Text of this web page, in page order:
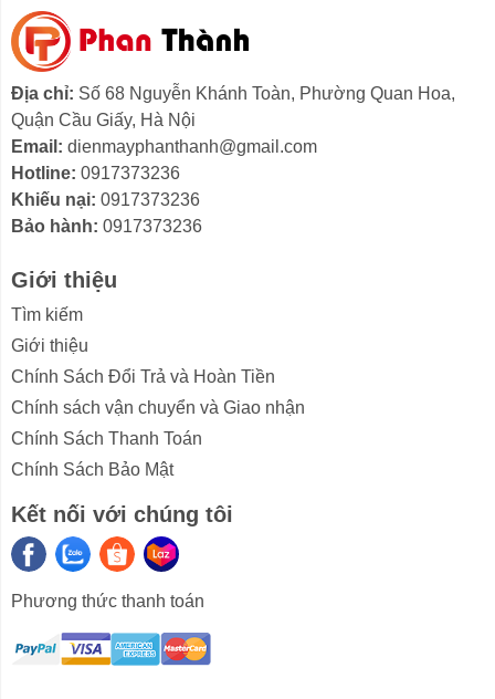
*Hình ảnh chỉ mang tính chất minh họa
Ngăn lạnh
- Dung tích399 lít, không gian rộng rãi cho nhu cầu lưu
trữ rau củ, đồ uống và thực phẩm tươi sống.
Ngăn đá
- Ngăn đá dung tích176 lít
giúp bảo quản thực phẩm đông lạnh ngăn nắp.
- Chế độlàm đông nhanh
mới nhanh chóng, giữ trọn dinh dưỡng và độ tươi.
*Hình ảnh chỉ mang tính chất minh họa
Công nghệ tiết kiệm điện
Địa chỉ: Số 68 Nguyễn Khánh Toàn, Phường Quan Hoa,
Quận Cầu Giấy, Hà Nội
Email: dienmayphanthanh@gmail.com
Hotline: 0917373236
Khiếu nại: 0917373236
Bảo hành: 0917373236
Giới thiệu
Tìm kiếm
Giới thiệu
Chính Sách Đổi Trả và Hoàn Tiền
Chính sách vận chuyển và Giao nhận
Chính Sách Thanh Toán
Chính Sách Bảo Mật
Kết nối với chúng tôi
Phương thức thanh toán